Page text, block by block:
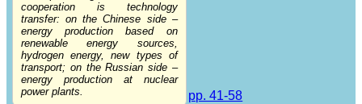
cooperation is technology
transfer: on the Chinese side –
energy production based on
renewable energy sources,
hydrogen energy, new types of
transport; on the Russian side –
energy production at nuclear
power plants.
pp. 41-58